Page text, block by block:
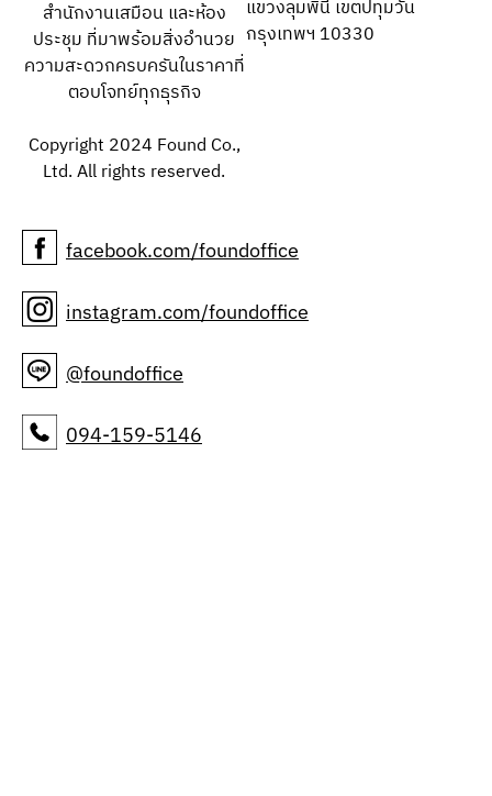
สำนักงานเสมือน และห้อง
ประชุม ที่มาพร้อมสิ่งอำนวย
ความสะดวกครบครันในราคาที่
ตอบโจทย์ทุกธุรกิจ
Copyright 2024 Found Co.,
Ltd. All rights reserved.
แขวงลุมพินี เขตปทุมวัน
กรุงเทพฯ 10330
facebook.com/foundoffice
instagram.com/foundoffice
@foundoffice
094-159-5146